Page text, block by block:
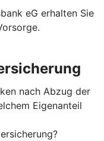
eG erhalten Sie
nach Abzug der
Eigenanteil